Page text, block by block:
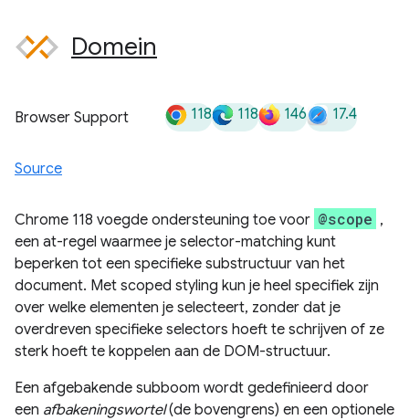
Domein
Browser Support 118 118 146 17.4
Source
Chrome 118 voegde ondersteuning toe voor @scope ,
een at-regel waarmee je selector-matching kunt
beperken tot een specifieke substructuur van het
document. Met scoped styling kun je heel specifiek zijn
over welke elementen je selecteert, zonder dat je
overdreven specifieke selectors hoeft te schrijven of ze
sterk hoeft te koppelen aan de DOM-structuur.
Een afgebakende subboom wordt gedefinieerd door
een afbakeningswortel(de bovengrens) en een optionele